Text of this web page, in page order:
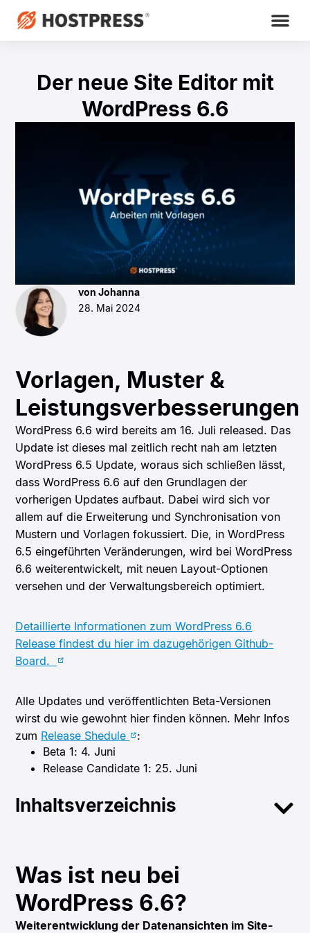
Der neue Site Editor mit
WordPress 6.6
von Johanna
28. Mai 2024
Vorlagen, Muster &
Leistungsverbesserungen
WordPress 6.6 wird bereits am 16. Juli released. Das
Update ist dieses mal zeitlich recht nah am letzten
WordPress 6.5 Update, woraus sich schließen lässt,
dass WordPress 6.6 auf den Grundlagen der
vorherigen Updates aufbaut. Dabei wird sich vor
allem auf die Erweiterung und Synchronisation von
Mustern und Vorlagen fokussiert. Die, in WordPress
6.5 eingeführten Veränderungen, wird bei WordPress
6.6 weiterentwickelt, mit neuen Layout-Optionen
versehen und der Verwaltungsbereich optimiert.
Detaillierte Informationen zum WordPress 6.6
Release findest du hier im dazugehörigen Github-
Board.
Alle Updates und veröffentlichten Beta-Versionen
wirst du wie gewohnt hier finden können. Mehr Infos
zum Release Shedule
:
Beta 1: 4. Juni
Release Candidate 1: 25. Juni
Inhaltsverzeichnis
Was ist neu bei
WordPress 6.6?
Weiterentwicklung der Datenansichten im Site-